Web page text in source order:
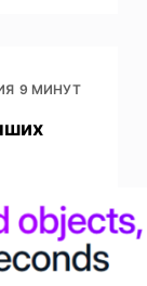
9 МИНУТ